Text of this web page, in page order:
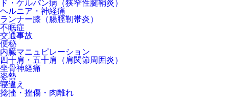
ド・ケルバン病（狭窄性腱鞘炎）
ヘルニア・神経痛
ランナー膝（腸脛靭帯炎）
不眠症
交通事故
便秘
内臓マニュピレーション
四十肩・五十肩（肩関節周囲炎）
坐骨神経痛
姿勢
寝違え
捻挫・挫傷・肉離れ